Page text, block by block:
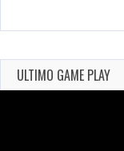
ULTIMO GAME PLAY